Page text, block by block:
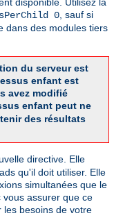
0 , sauf si
dans des modules tiers
du serveur est
enfant est
avez modifié
enfant peut ne
des résultats
directive. Elle
qu'il doit utiliser. Elle
simultanées que le
assurer que ce
les besoins de votre